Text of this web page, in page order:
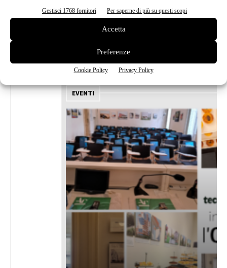
Gestisci 1768 fornitori Per saperne di più su questi scopi
Accetta
Preferenze
Cookie Policy Privacy Policy
EVENTI